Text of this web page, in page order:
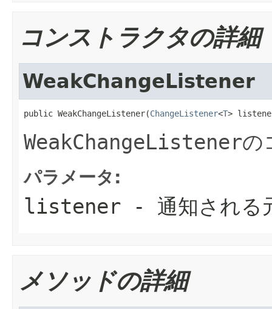
コンストラクタの詳細
WeakChangeListener
public WeakChangeListener(ChangeListener<T>
WeakChangeListenerの
パラメータ:
listener - 通知される
メソッドの詳細